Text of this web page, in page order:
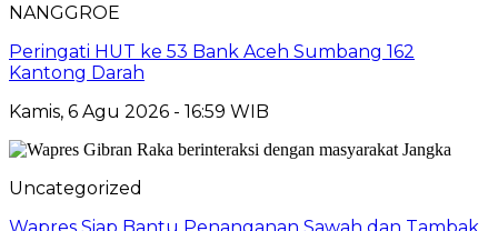
NANGGROE
Peringati HUT ke 53 Bank Aceh Sumbang 162
Kantong Darah
Kamis, 6 Agu 2026 - 16:59 WIB
Uncategorized